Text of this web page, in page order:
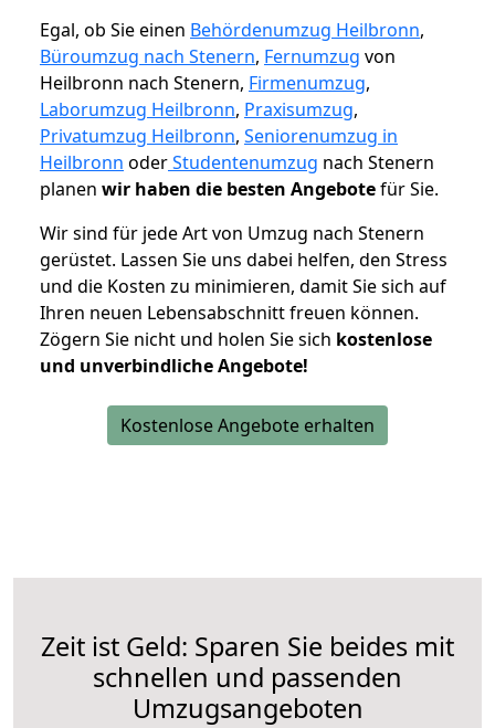
Egal, ob Sie einen Behördenumzug Heilbronn,
Büroumzug nach Stenern, Fernumzug von
Heilbronn nach Stenern, Firmenumzug,
Laborumzug Heilbronn, Praxisumzug,
Privatumzug Heilbronn, Seniorenumzug in
Heilbronn oderStudentenumzug nach Stenern
planen wir haben die besten Angebotefür Sie.
Wir sind für jede Art von Umzug nach Stenern
gerüstet. Lassen Sie uns dabei helfen, den Stress
und die Kosten zu minimieren, damit Sie sich auf
Ihren neuen Lebensabschnitt freuen können.
Zögern Sie nicht und holen Sie sich kostenlose
und unverbindliche Angebote!
Kostenlose Angebote erhalten
Zeit ist Geld: Sparen Sie beides mit
schnellen und passenden
Umzugsangeboten